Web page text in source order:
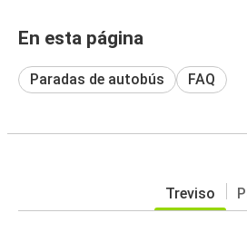
En esta página
Paradas de autobús FAQ
Treviso